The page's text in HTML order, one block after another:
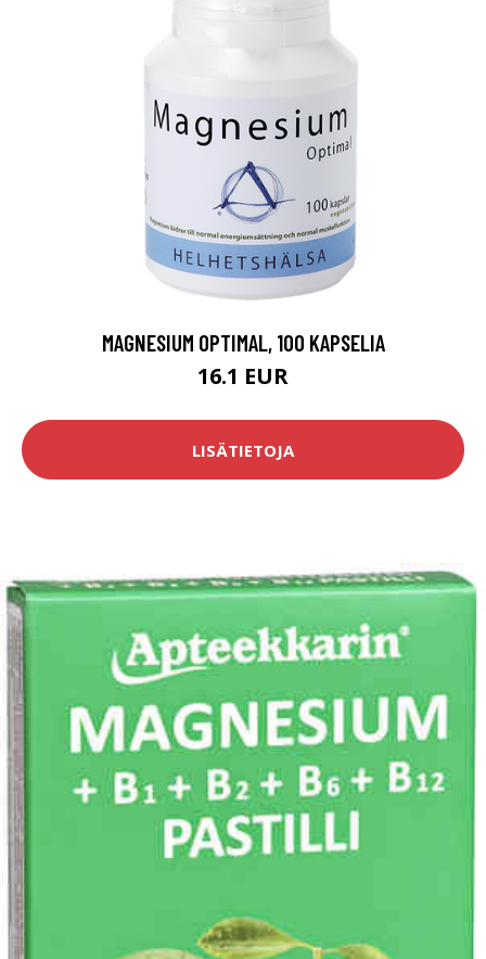
MAGNESIUM OPTIMAL, 100 KAPSELIA
16.1 EUR
LISÄTIETOJA